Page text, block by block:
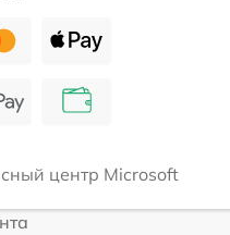
центр Microsoft